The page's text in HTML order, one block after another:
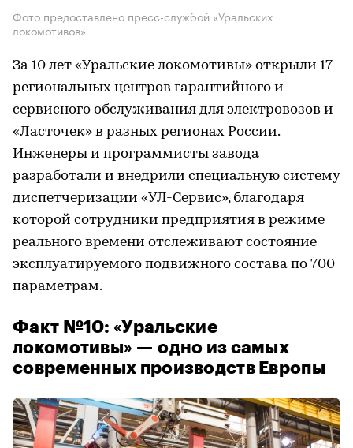
Фото предоставлено пресс-службой «Уральских
локомотивов»
За 10 лет «Уральские локомотивы» открыли 17
региональных центров гарантийного и
сервисного обслуживания для электровозов и
«Ласточек» в разных регионах России.
Инженеры и программисты завода
разработали и внедрили специальную систему
диспетчеризации «УЛ-Сервис», благодаря
которой сотрудники предприятия в режиме
реального времени отслеживают состояние
эксплуатируемого подвижного состава по 700
параметрам.
Факт №10: «Уральские
локомотивы» — одно из самых
современных производств Европы